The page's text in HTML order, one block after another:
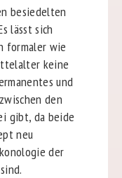
besiedelten
lässt sich
formaler wie
keine
und
den
gibt, da beide
neu
der